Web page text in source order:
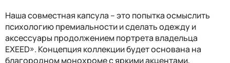
Наша совместная капсула – это попытка осмыслить
психологию премиальности и сделать одежду и
аксессуары продолжением портрета владельца
EXEED». Концепция коллекции будет основана на
благородном монохроме с яркими акцентами,